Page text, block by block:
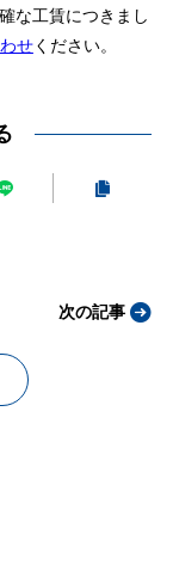
な工賃につきまし
せください。
次の記事